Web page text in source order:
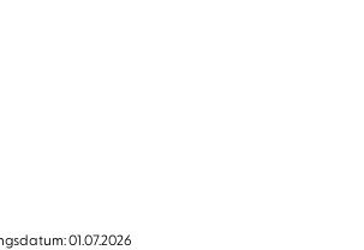
01.07.2026